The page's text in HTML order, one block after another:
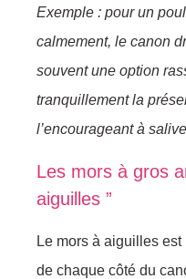
Exemple : pour un
calmement, le canon
souvent une option
tranquillement la
l’encourageant à
Les mors à gros
aiguilles ”
Le mors à aiguilles
de chaque côté du